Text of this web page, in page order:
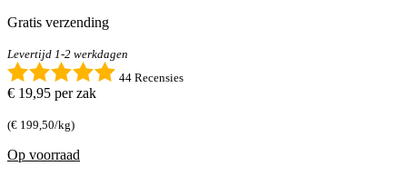
Gratis verzending
Levertijd 1-2 werkdagen
44 Recensies
€ 19,95 per zak
(€ 199,50/kg)
Op voorraad